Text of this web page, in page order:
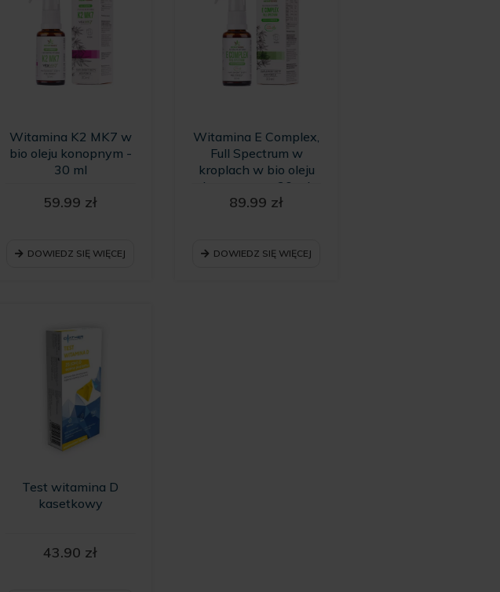
Witamina K2 MK7 w
bio oleju konopnym -
30 ml
59.99 zł
DOWIEDZ SIĘ WIĘCEJ
Witamina E Complex,
Full Spectrum w
kroplach w bio oleju
konopnym - 30 ml
89.99 zł
DOWIEDZ SIĘ WIĘCEJ
Test witamina D
kasetkowy
43.90 zł